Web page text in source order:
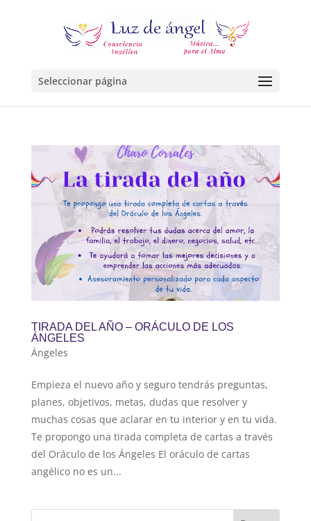
Seleccionar página
TIRADA DEL AÑO – ORÁCULO DE LOS
ÁNGELES
Ángeles
Empieza el nuevo año y seguro tendrás preguntas,
planes, objetivos, metas, dudas que resolver y
muchas cosas que aclarar en tu interior y en tu vida.
Te propongo una tirada completa de cartas a través
del Oráculo de los Ángeles El oráculo de cartas
angélico no es un...